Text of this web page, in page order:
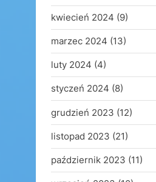
kwiecień 2024 (9)
marzec 2024 (13)
luty 2024 (4)
styczeń 2024 (8)
grudzień 2023 (12)
listopad 2023 (21)
październik 2023 (11)